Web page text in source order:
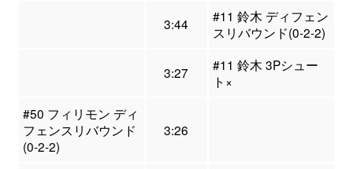
3:44
#11 鈴木 ディフェン
スリバウンド(0-2-2)
3:27
#11 鈴木 3Pシュー
ト×
#50 フィリモン ディ
フェンスリバウンド
(0-2-2)
3:26